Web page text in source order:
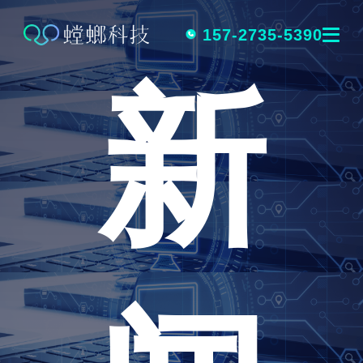
跳
内
容
157-2735-5390
新